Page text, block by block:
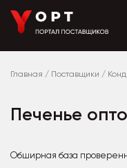
Главная / Поставщики /
Печенье
Обширная база